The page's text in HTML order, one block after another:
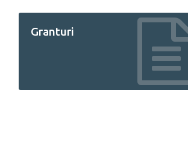
Granturi